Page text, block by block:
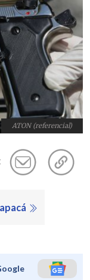
ATON (referencial)